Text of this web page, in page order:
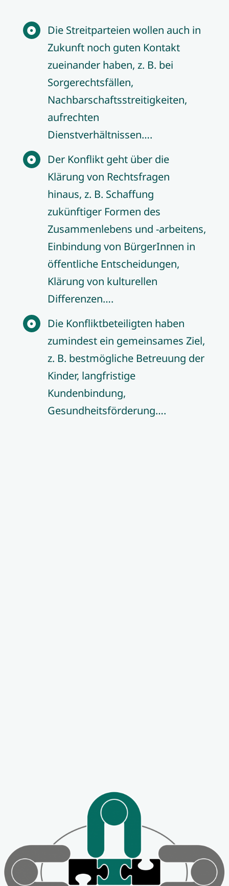
Die Streitparteien wollen auch in
Zukunft noch guten Kontakt
zueinander haben, z. B. bei
Sorgerechtsfällen,
Nachbarschaftsstreitigkeiten,
aufrechten
Dienstverhältnissen….
Der Konflikt geht über die
Klärung von Rechtsfragen
hinaus, z. B. Schaffung
zukünftiger Formen des
Zusammenlebens und -arbeitens,
Einbindung von BürgerInnen in
öffentliche Entscheidungen,
Klärung von kulturellen
Differenzen….
Die Konfliktbeteiligten haben
zumindest ein gemeinsames Ziel,
z. B. bestmögliche Betreuung der
Kinder, langfristige
Kundenbindung,
Gesundheitsförderung….